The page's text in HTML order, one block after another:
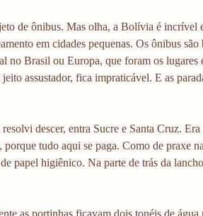
de ônibus. Mas olha, a Bolívia é incrível
em cidades pequenas. Os ônibus
no Brasil ou Europa, que foram os lugares
assustador, fica impraticável. E as
resolvi descer, entra Sucre e Santa Cruz.
tudo aqui se paga. Como de praxe
papel higiênico. Na parte de trás da
as portinhas ficavam dois tonéis de